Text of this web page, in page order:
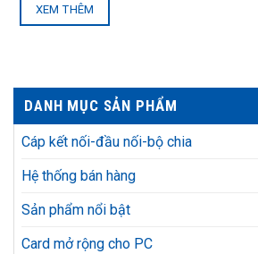
XEM THÊM
DANH MỤC SẢN PHẨM
Cáp kết nối-đầu nối-bộ chia
Hệ thống bán hàng
Sản phẩm nổi bật
Card mở rộng cho PC